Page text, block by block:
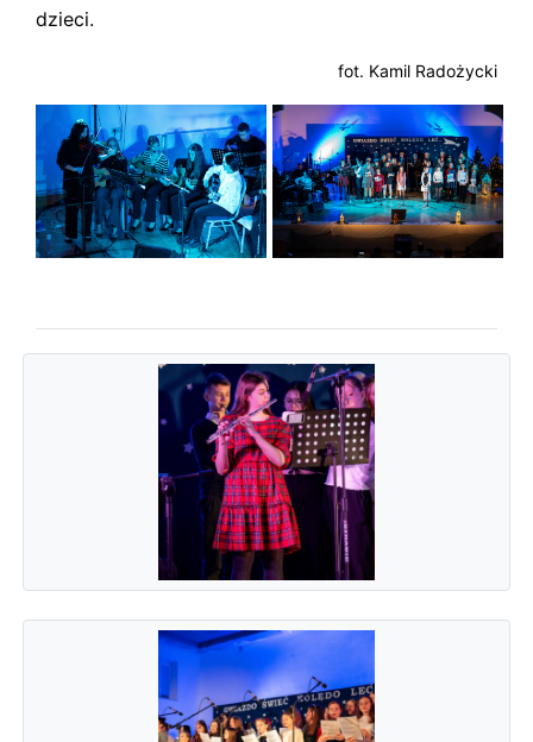
dzieci.
fot. Kamil Radożycki